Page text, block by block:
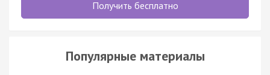
Получить бесплатно
Популярные материалы